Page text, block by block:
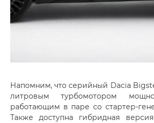
Напомним, что серийный Dacia
литровым турбомотором
работающим в паре со стартер-
Также доступна гибридная